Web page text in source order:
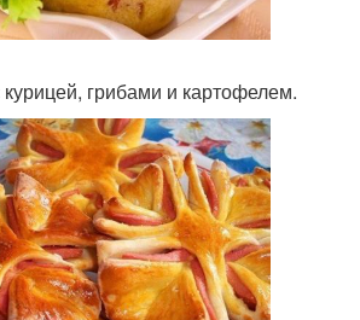
грибами и картофелем.